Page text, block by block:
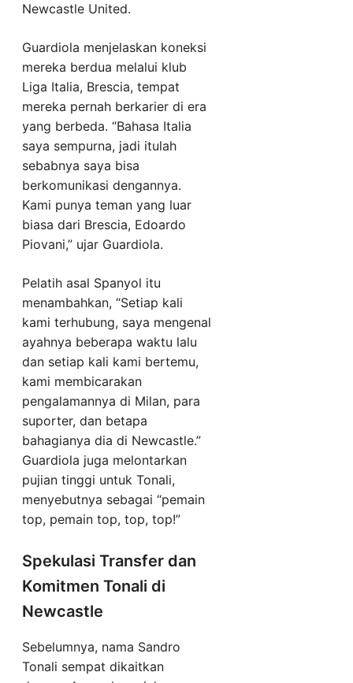
Newcastle United.
Guardiola menjelaskan koneksi
mereka berdua melalui klub
Liga Italia, Brescia, tempat
mereka pernah berkarier di era
yang berbeda. “Bahasa Italia
saya sempurna, jadi itulah
sebabnya saya bisa
berkomunikasi dengannya.
Kami punya teman yang luar
biasa dari Brescia, Edoardo
Piovani,” ujar Guardiola.
Pelatih asal Spanyol itu
menambahkan, “Setiap kali
kami terhubung, saya mengenal
ayahnya beberapa waktu lalu
dan setiap kali kami bertemu,
kami membicarakan
pengalamannya di Milan, para
suporter, dan betapa
bahagianya dia di Newcastle.”
Guardiola juga melontarkan
pujian tinggi untuk Tonali,
menyebutnya sebagai “pemain
top, pemain top, top, top!”
Spekulasi Transfer dan
Komitmen Tonali di
Newcastle
Sebelumnya, nama Sandro
Tonali sempat dikaitkan